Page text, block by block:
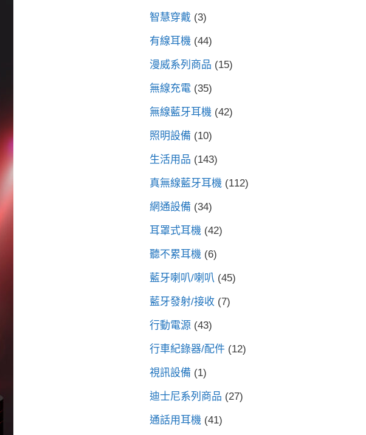
智慧穿戴 (3)
有線耳機 (44)
漫威系列商品 (15)
無線充電 (35)
無線藍牙耳機 (42)
照明設備 (10)
生活用品 (143)
真無線藍牙耳機 (112)
網通設備 (34)
耳罩式耳機 (42)
聽不累耳機 (6)
藍牙喇叭/喇叭 (45)
藍牙發射/接收 (7)
行動電源 (43)
行車紀錄器/配件 (12)
視訊設備 (1)
迪士尼系列商品 (27)
通話用耳機 (41)